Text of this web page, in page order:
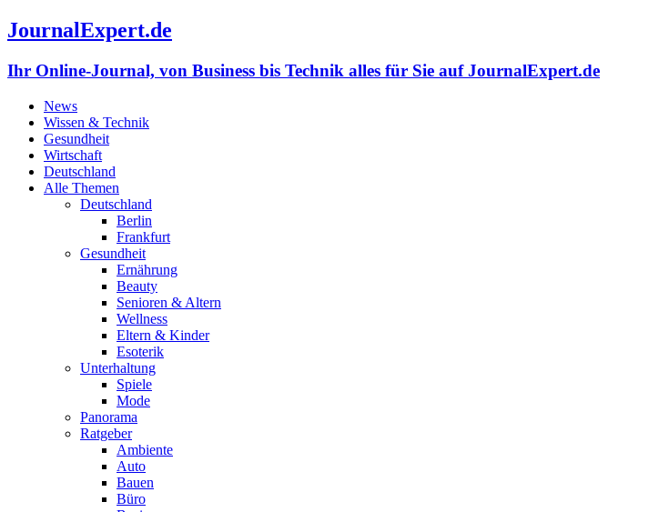
JournalExpert.de
Ihr Online-Journal, von Business bis Technik alles für Sie auf JournalExpert.de
News
Wissen & Technik
Gesundheit
Wirtschaft
Deutschland
Alle Themen
Deutschland
Berlin
Frankfurt
Gesundheit
Ernährung
Beauty
Senioren & Altern
Wellness
Eltern & Kinder
Esoterik
Unterhaltung
Spiele
Mode
Panorama
Ratgeber
Ambiente
Auto
Bauen
Büro